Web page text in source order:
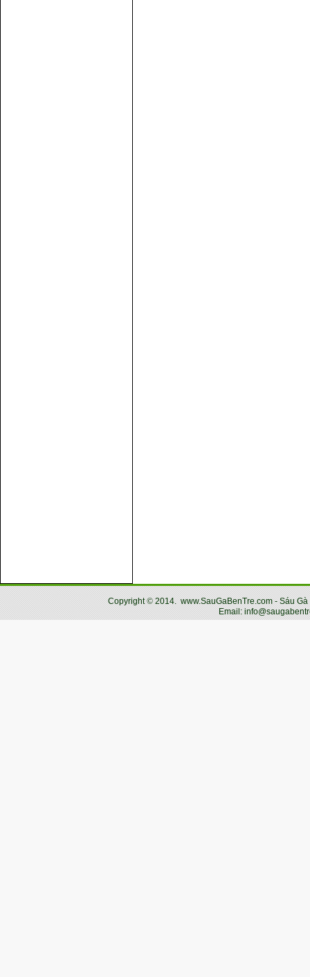
Copyright© 2014. www.SauGaBenTre.com - Sáu
Email: